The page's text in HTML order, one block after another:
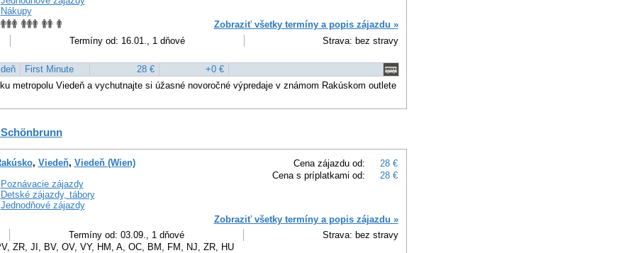
Nákupy
Zobraziť všetky termíny a popis zájazdu »
Termíny od: 16.01., 1 dňové Strava: bez stravy
First Minute 28 €
+0 €
metropolu Viedeň a vychutnajte si úžasné novoročné výpredaje v známom Rakúskom outlete
Cena zájazdu od:
28 €
Cena s príplatkami od:
28 €
, Viedeň, Viedeň (Wien)
Poznávacie zájazdy
Detské zájazdy, tábory
Jednodňové zájazdy
Zobraziť všetky termíny a popis zájazdu »
Termíny od: 03.09., 1 dňové
Strava: bez stravy
ZR, JI, BV, OV, VY, HM, A, OC, BM, FM, NJ, ZR, HU